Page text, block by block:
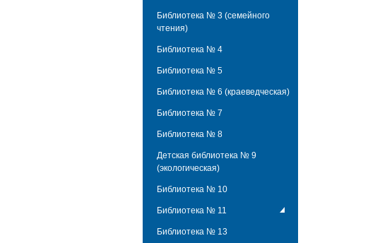
Библиотека № 3 (cемейного
чтения)
Библиотека № 4
Библиотека № 5
Библиотека № 6 (краеведческая)
Библиотека № 7
Библиотека № 8
Детская библиотека № 9
(экологическая)
Библиотека № 10
Библиотека № 11
Библиотека № 13